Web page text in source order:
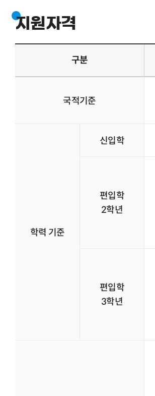
지원자격
구분
국적기준
학력 기준
신입학
편입학
2학년
편입학
3학년